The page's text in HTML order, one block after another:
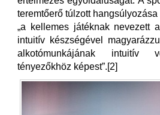
teremtőerő túlzott
„a kellemes játéknak nevezett
intuitív készségével
alkotómunkájának
tényezőkhöz képest”.[2]